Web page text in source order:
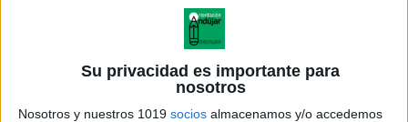
Su privacidad es importante para
nosotros
Nosotros y nuestros 1019 socios almacenamos y/o accedemos